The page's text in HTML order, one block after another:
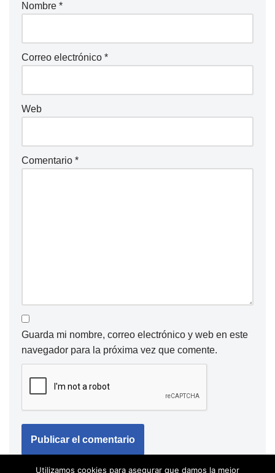
Nombre *
Correo electrónico *
Web
Comentario *
Guarda mi nombre, correo electrónico y web en este
navegador para la próxima vez que comente.
Utilizamos cookies para asegurar que damos la mejor